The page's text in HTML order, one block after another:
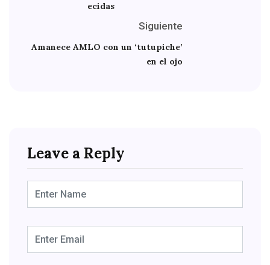
ecidas
Siguiente
Amanece AMLO con un ‘tutupiche’
en el ojo
Leave a Reply